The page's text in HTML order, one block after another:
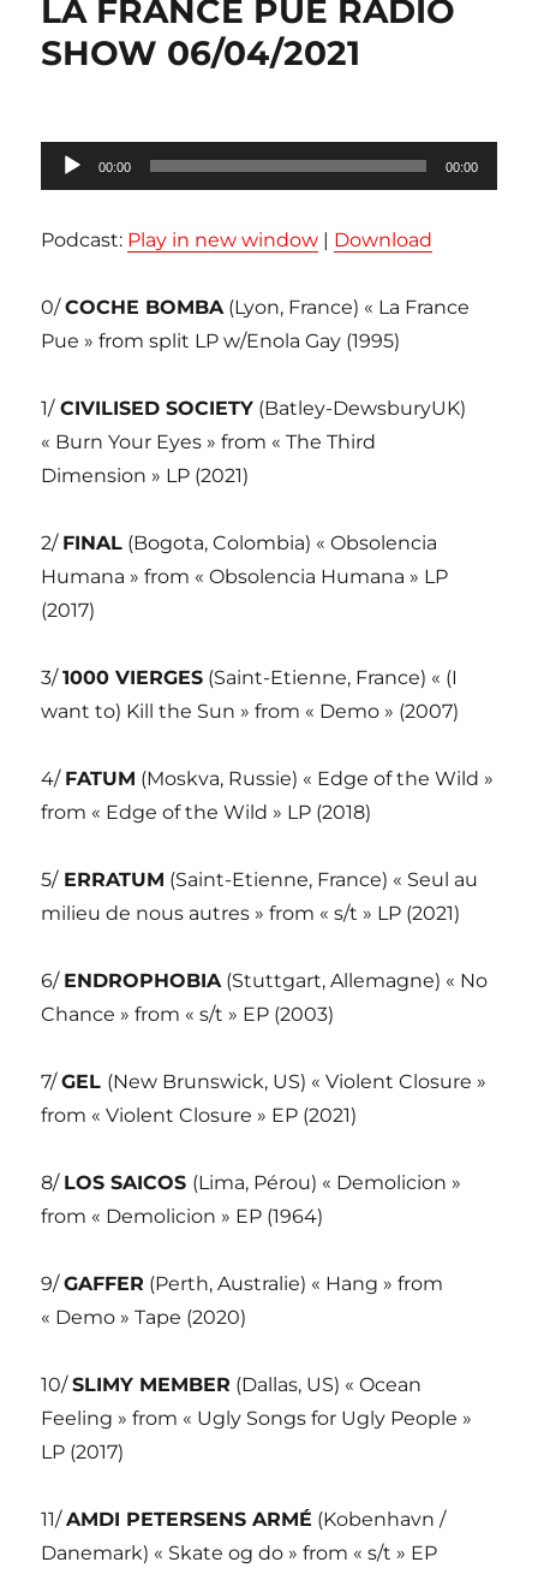
LA FRANCE PUE RADIO
SHOW 06/04/2021
Lecteur
audio
00:00 00:00
Podcast: Play in new window | Download
0/COCHE BOMBA(Lyon, France) « La France
Pue » from split LP w/Enola Gay (1995)
1/CIVILISED SOCIETY (Batley-DewsburyUK)
« Burn Your Eyes » from « The Third
Dimension » LP (2021)
2/ FINAL (Bogota, Colombia) « Obsolencia
Humana » from « Obsolencia Humana » LP
(2017)
3/1000 VIERGES (Saint-Etienne, France) « (I
want to) Kill the Sun » from « Demo » (2007)
4/ FATUM (Moskva, Russie) « Edge of the Wild »
from « Edge of the Wild » LP (2018)
5/ERRATUM (Saint-Etienne, France) « Seul au
milieu de nous autres » from « s/t » LP (2021)
6/ ENDROPHOBIA(Stuttgart, Allemagne) « No
Chance » from « s/t » EP (2003)
7/GEL (New Brunswick, US) « Violent Closure »
from « Violent Closure » EP (2021)
8/ LOS SAICOS (Lima, Pérou) « Demolicion »
from « Demolicion » EP (1964)
9/GAFFER (Perth, Australie) « Hang » from
« Demo » Tape (2020)
10/SLIMY MEMBER (Dallas, US) « Ocean
Feeling » from « Ugly Songs for Ugly People »
LP (2017)
11/AMDI PETERSENS ARMÉ (Kobenhavn /
Danemark) « Skate og do » from « s/t » EP